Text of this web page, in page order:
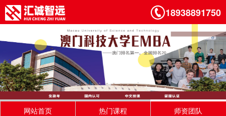
18938891750
网站首页 热门课程
师资团队